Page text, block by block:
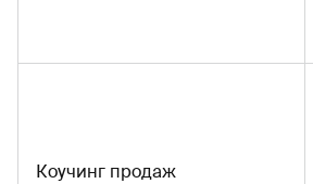
Коучинг продаж